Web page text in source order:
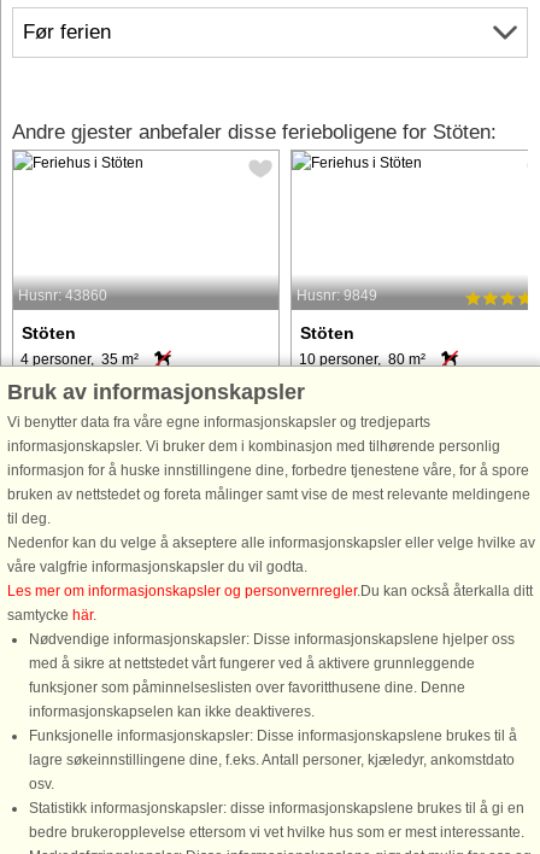
Før ferien
Andre gjester anbefaler disse ferieboligene for Stöten:
Husnr: 43860
Stöten
4 personer, 35 m²
8 km til kyst.
Välkomna att njuta er semester i den
här naturnära stugan, belägen i
populära Stöten i Sälen med närhet till
både fiske, vandring, fjällupplevelser
eller bad i en närliggande sjö. Fjällbyn
ligger nedanför ...
fra 3.918 NOK
Husnr: 9849
Stöten
10 personer, 80 m²
13 km til kyst.
Mysig lägenhet i markplan i Stöten
med sin härliga natursköna
där man andas frisk fjälluft både vår,
sommar och höst. Kombinerat kök
mysig soffa samt TV. Fyra ...
fra 4.813 NOK
Bruk av informasjonskapsler
Vi benytter data fra våre egne informasjonskapsler og tredjeparts
informasjonskapsler. Vi bruker dem i kombinasjon med tilhørende personlig
informasjon for å huske innstillingene dine, forbedre tjenestene våre, for å spore
bruken av nettstedet og foreta målinger samt vise de mest relevante meldingene
til deg.
Nedenfor kan du velge å akseptere alle informasjonskapsler eller velge hvilke av
våre valgfrie informasjonskapsler du vil godta.
Les mer om informasjonskapsler og personvernregler.Du kan också återkalla ditt
samtycke här.
Nødvendige informasjonskapsler: Disse informasjonskapslene hjelper oss
med å sikre at nettstedet vårt fungerer ved å aktivere grunnleggende
funksjoner som påminnelseslisten over favoritthusene dine. Denne
informasjonskapselen kan ikke deaktiveres.
Funksjonelle informasjonskapsler: Disse informasjonskapslene brukes til å
lagre søkeinnstillingene dine, f.eks. Antall personer, kjæledyr, ankomstdato
osv.
Statistikk informasjonskapsler: disse informasjonskapslene brukes til å gi en
bedre brukeropplevelse ettersom vi vet hvilke hus som er mest interessante.